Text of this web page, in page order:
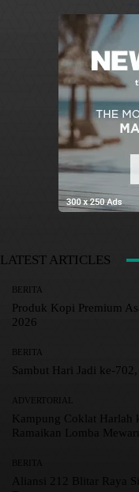
LATEST ARTICLES
BERITA
Produk Kopi Premium
2026
BERITA
Sambut Hari Jadi ke-
ADVERTORIAL
Kampung Coklat Harlah
Ramaikan Lomba
BERITA
Aliansi 212 Blitar Raya